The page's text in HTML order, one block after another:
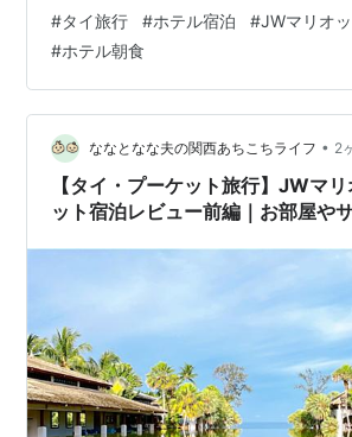
食 ドリンク＆コールドステーション ホ
ヌードルステーション エッグステーシ
ーナー 今回食べたもの 私セレクト⇩ な
レクト⇩ まとめ 旅行必須アイテム ファ
日ではありませんがホテル内で…
#タイ旅行 #ホテル宿泊 #JWマリオ
#ホテル朝食
ななとなな夫の関西あちこちライフ • 2
【タイ・プーケット旅行】JWマ
ット宿泊レビュー前編｜お部屋や